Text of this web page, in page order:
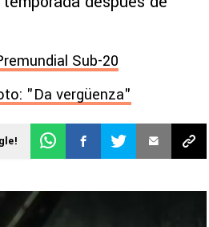
Real Estelí
Sub-20
"Da vergüenza"